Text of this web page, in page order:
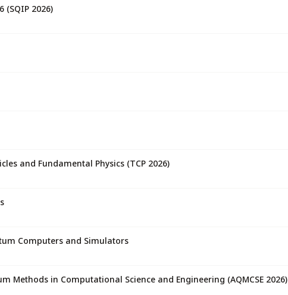
2026)
and Fundamental Physics (TCP 2026)
Computers and Simulators
in Computational Science and Engineering (AQMCSE 2026)